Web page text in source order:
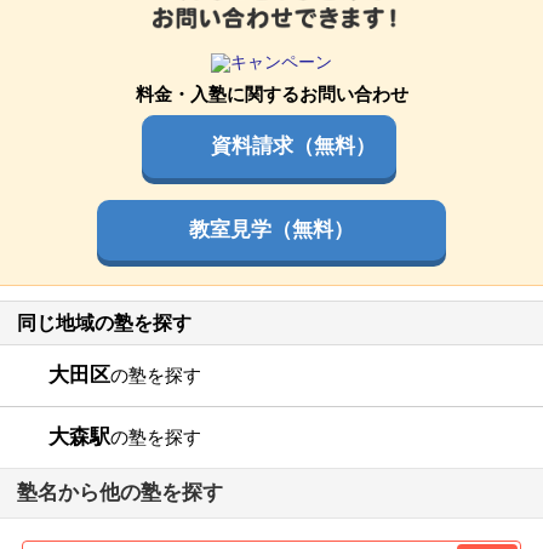
料金・入塾に関するお問い合わせ
資料請求（無料）
教室見学（無料）
同じ地域の塾を探す
大田区の塾を探す
大森駅の塾を探す
塾名から他の塾を探す